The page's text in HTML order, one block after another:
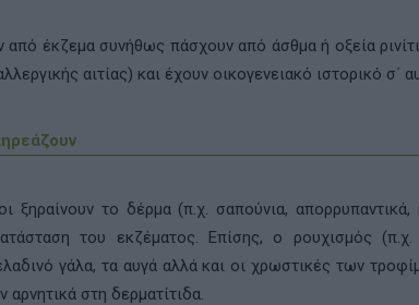
από έκζεμα συνήθως πάσχουν από άσθμα ή οξεία
αιτίας) και έχουν οικογενειακό ιστορικό σ΄
ξηραίνουν το δέρμα (π.χ. σαπούνια,
του εκζέματος. Επίσης, ο ρουχισμός (π.χ.
γάλα, τα αυγά αλλά και οι χρωστικές των
αρνητικά στη δερματίτιδα.